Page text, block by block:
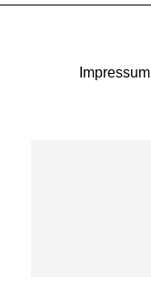
Impressum